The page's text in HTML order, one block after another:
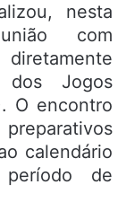
nesta
com
dos Jogos
O encontro
calendário
de